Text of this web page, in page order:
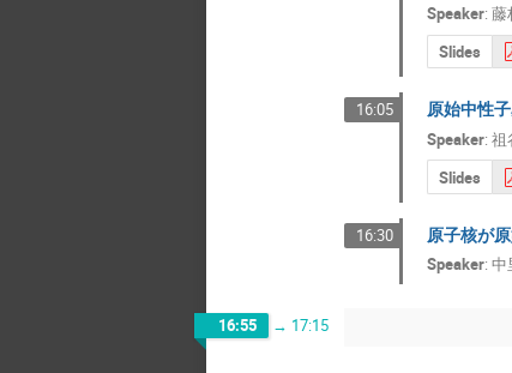
Speaker: 藤
Slides
16:05 原始中性
Speaker: 祖
Slides
16:30 原子核が
Speaker: 中
16:55 → 17:15